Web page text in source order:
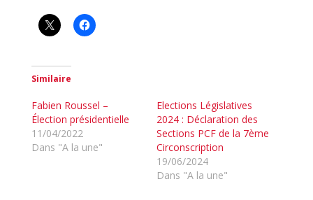
Similaire
Fabien Roussel –
Élection présidentielle
11/04/2022
Dans "A la une"
Elections Législatives
2024 : Déclaration des
Sections PCF de la 7ème
Circonscription
19/06/2024
Dans "A la une"